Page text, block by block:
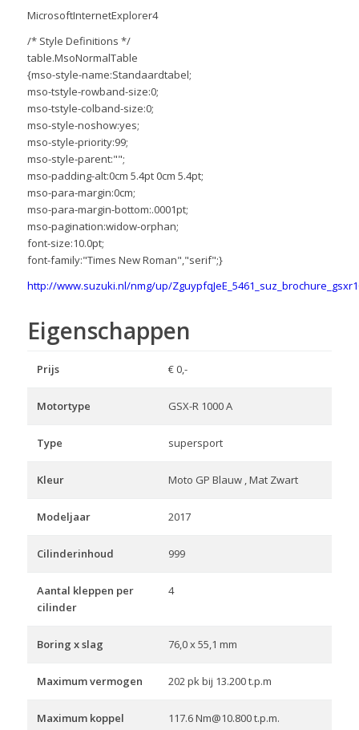
MicrosoftInternetExplorer4
/* Style Definitions */
table.MsoNormalTable
{mso-style-name:Standaardtabel;
mso-tstyle-rowband-size:0;
mso-tstyle-colband-size:0;
mso-style-noshow:yes;
mso-style-priority:99;
mso-style-parent:"";
mso-padding-alt:0cm 5.4pt 0cm 5.4pt;
mso-para-margin:0cm;
mso-para-margin-bottom:.0001pt;
mso-pagination:widow-orphan;
font-size:10.0pt;
font-family:"Times New Roman","serif";}
http://www.suzuki.nl/nmg/up/
Eigenschappen
Prijs € 0,-
Motortype GSX-R 1000 A
Type supersport
Kleur Moto GP Blauw , Mat Zwart
Modeljaar 2017
Cilinderinhoud 999
Aantal kleppen per
cilinder
4
Boring x slag 76,0 x 55,1 mm
Maximum vermogen 202 pk bij 13.200 t.p.m
Maximum koppel 117.6 Nm@10.800 t.p.m.